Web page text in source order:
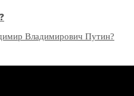
Владимирович Путин?